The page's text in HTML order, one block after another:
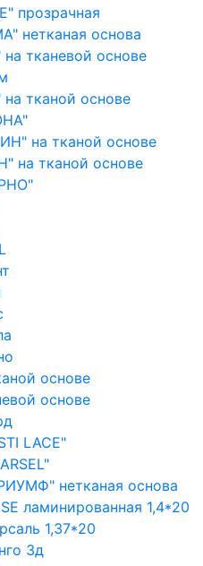
прозрачная
нетканая основа
на тканевой основе
на тканой основе
на тканой основе
на тканой основе
основе
основе
LACE"
нетканая основа
ламинированная 1,4*20
1,37*20
3д